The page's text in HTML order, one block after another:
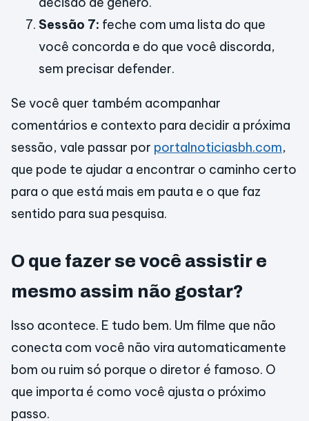
Sessão 7: feche com uma lista do que
você concorda e do que você discorda,
sem precisar defender.
Se você quer também acompanhar
comentários e contexto para decidir a próxima
sessão, vale passar por portalnoticiasbh.com,
que pode te ajudar a encontrar o caminho certo
para o que está mais em pauta e o que faz
sentido para sua pesquisa.
O que fazer se você assistir e
mesmo assim não gostar?
Isso acontece. E tudo bem. Um filme que não
conecta com você não vira automaticamente
bom ou ruim só porque o diretor é famoso. O
que importa é como você ajusta o próximo
passo.